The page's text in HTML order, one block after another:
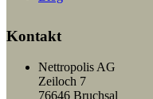
Kontakt
Nettropolis AG
Zeiloch 7
76646 Bruchsal